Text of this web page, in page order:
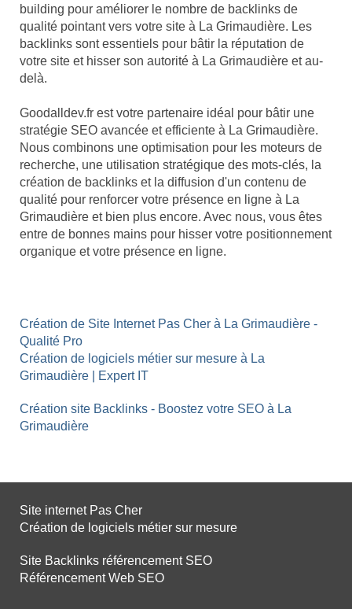
building pour améliorer le nombre de backlinks de
qualité pointant vers votre site à La Grimaudière. Les
backlinks sont essentiels pour bâtir la réputation de
votre site et hisser son autorité à La Grimaudière et au-
delà.
Goodalldev.fr est votre partenaire idéal pour bâtir une
stratégie SEO avancée et efficiente à La Grimaudière.
Nous combinons une optimisation pour les moteurs de
recherche, une utilisation stratégique des mots-clés, la
création de backlinks et la diffusion d'un contenu de
qualité pour renforcer votre présence en ligne à La
Grimaudière et bien plus encore. Avec nous, vous êtes
entre de bonnes mains pour hisser votre positionnement
organique et votre présence en ligne.
Création de Site Internet Pas Cher à La Grimaudière -
Qualité Pro
Création de logiciels métier sur mesure à La
Grimaudière | Expert IT
Création site Backlinks - Boostez votre SEO à La
Grimaudière
Site internet Pas Cher
Création de logiciels métier sur mesure
Site Backlinks référencement SEO
Référencement Web SEO